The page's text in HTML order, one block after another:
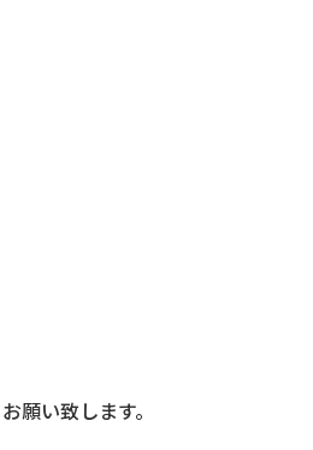
願い致します。